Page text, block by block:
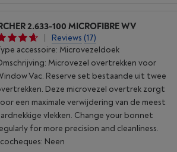
2.633-100 MICROFIBRE WV
Reviews (17)
accessoire: Microvezeldoek
Microvezel overtrekken voor
Vac. Reserve set bestaande uit twee
Deze microvezel overtrek zorgt
een maximale verwijdering van de meest
vlekken. Change your bonnet
for more precision and cleanliness.
Neen